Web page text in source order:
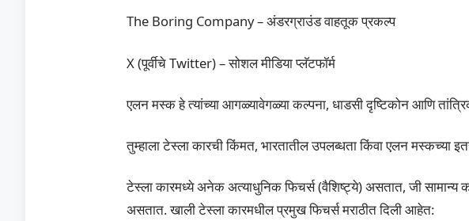
The Boring Company – अंडरग्राउंड वाहतूक प्रकल्प
X (पूर्वीचे Twitter) – सोशल मीडिया प्लॅटफॉर्म
एलन मस्क हे त्यांच्या आगळ्यावेगळ्या कल्पना, धाडसी दृष्टिकोन आणि
तुम्हाला टेस्ला कारची किंमत, भारतातील उपलब्धता किंवा एलन मस्कच्या
टेस्ला कारमध्ये अनेक अत्याधुनिक फिचर्स (वैशिष्ट्ये) असतात, जी
असतात. खाली टेस्ला कारमधील प्रमुख फिचर्स मराठीत दिली आहेत: